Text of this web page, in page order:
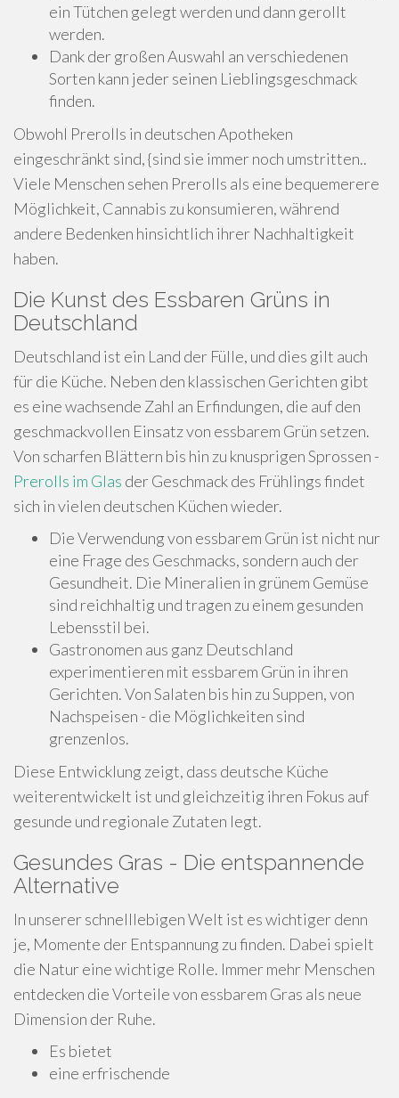
ein Tütchen gelegt werden und dann gerollt
werden.
Dank der großen Auswahl an verschiedenen
Sorten kann jeder seinen Lieblingsgeschmack
finden.
Obwohl Prerolls in deutschen Apotheken
eingeschränkt sind, {sind sie immer noch umstritten..
Viele Menschen sehen Prerolls als eine bequemerere
Möglichkeit, Cannabis zu konsumieren, während
andere Bedenken hinsichtlich ihrer Nachhaltigkeit
haben.
Die Kunst des Essbaren Grüns in
Deutschland
Deutschland ist ein Land der Fülle, und dies gilt auch
für die Küche. Neben den klassischen Gerichten gibt
es eine wachsende Zahl an Erfindungen, die auf den
geschmackvollen Einsatz von essbarem Grün setzen.
Von scharfen Blättern bis hin zu knusprigen Sprossen -
Prerolls im Glas der Geschmack des Frühlings findet
sich in vielen deutschen Küchen wieder.
Die Verwendung von essbarem Grün ist nicht nur
eine Frage des Geschmacks, sondern auch der
Gesundheit. Die Mineralien in grünem Gemüse
sind reichhaltig und tragen zu einem gesunden
Lebensstil bei.
Gastronomen aus ganz Deutschland
experimentieren mit essbarem Grün in ihren
Gerichten. Von Salaten bis hin zu Suppen, von
Nachspeisen - die Möglichkeiten sind
grenzenlos.
Diese Entwicklung zeigt, dass deutsche Küche
weiterentwickelt ist und gleichzeitig ihren Fokus auf
gesunde und regionale Zutaten legt.
Gesundes Gras - Die entspannende
Alternative
In unserer schnelllebigen Welt ist es wichtiger denn
je, Momente der Entspannung zu finden. Dabei spielt
die Natur eine wichtige Rolle. Immer mehr Menschen
entdecken die Vorteile von essbarem Gras als neue
Dimension der Ruhe.
Es bietet
eine erfrischende